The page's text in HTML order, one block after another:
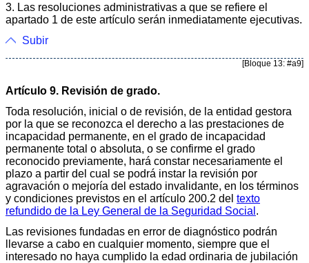
3. Las resoluciones administrativas a que se refiere el
apartado 1 de este artículo serán inmediatamente ejecutivas.
Subir
[Bloque 13: #a9]
Artículo 9. Revisión de grado.
Toda resolución, inicial o de revisión, de la entidad gestora
por la que se reconozca el derecho a las prestaciones de
incapacidad permanente, en el grado de incapacidad
permanente total o absoluta, o se confirme el grado
reconocido previamente, hará constar necesariamente el
plazo a partir del cual se podrá instar la revisión por
agravación o mejoría del estado invalidante, en los términos
y condiciones previstos en el artículo 200.2 del texto
refundido de la Ley General de la Seguridad Social .
Las revisiones fundadas en error de diagnóstico podrán
llevarse a cabo en cualquier momento, siempre que el
interesado no haya cumplido la edad ordinaria de jubilación